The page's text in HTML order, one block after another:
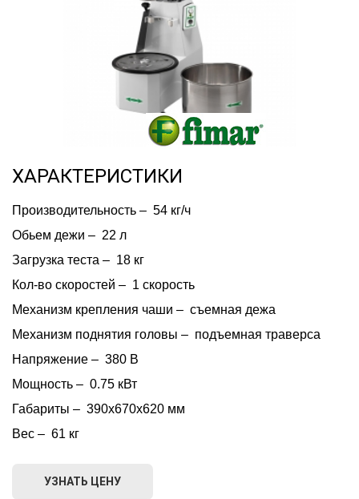
ХАРАКТЕРИСТИКИ
Производительность –  54 кг/ч
Обьем дежи –  22 л
Загрузка теста –  18 кг
Кол-во скоростей –  1 скорость
Механизм крепления чаши –  съемная дежа
Механизм поднятия головы –  подъемная траверса
Напряжение –  380 В
Мощность –  0.75 кВт
Габариты –  390х670х620 мм
Вес –  61 кг
УЗНАТЬ ЦЕНУ